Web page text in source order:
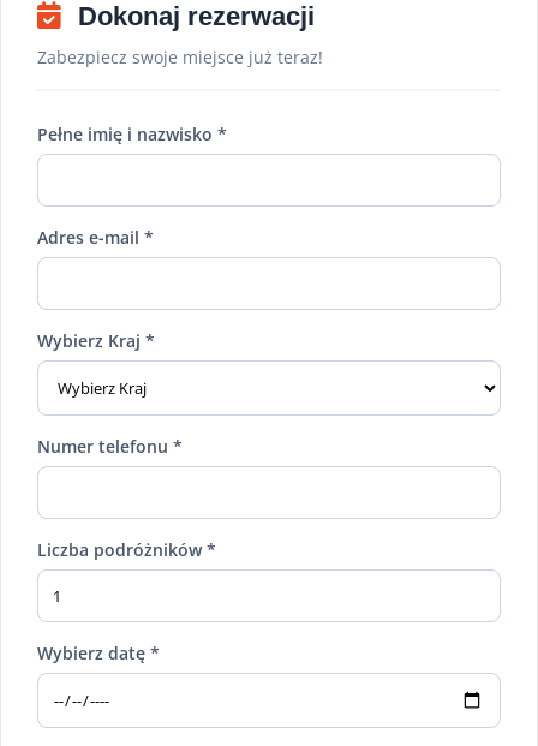
Dokonaj rezerwacji
Zabezpiecz swoje miejsce już teraz!
Pełne imię i nazwisko *
Adres e-mail *
Wybierz Kraj *
Numer telefonu *
Liczba podróżników *
Wybierz datę *